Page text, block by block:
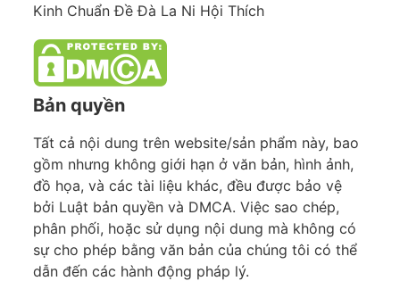
Kinh Chuẩn Đề Đà La Ni Hội Thích
Bản quyền
Tất cả nội dung trên website/sản phẩm này, bao
gồm nhưng không giới hạn ở văn bản, hình ảnh,
đồ họa, và các tài liệu khác, đều được bảo vệ
bởi Luật bản quyền và DMCA. Việc sao chép,
phân phối, hoặc sử dụng nội dung mà không có
sự cho phép bằng văn bản của chúng tôi có thể
dẫn đến các hành động pháp lý.